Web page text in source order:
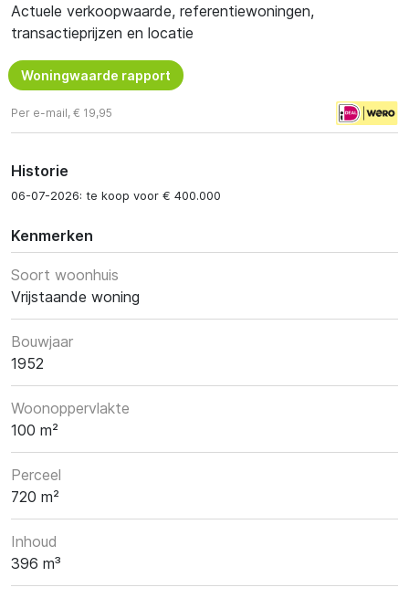
Actuele verkoopwaarde, referentiewoningen,
transactieprijzen en locatie
Woningwaarde rapport
Per e-mail, € 19,95
Historie
06-07-2026: te koop voor € 400.000
Kenmerken
Soort woonhuis
Vrijstaande woning
Bouwjaar
1952
Woonoppervlakte
100 m²
Perceel
720 m²
Inhoud
396 m³